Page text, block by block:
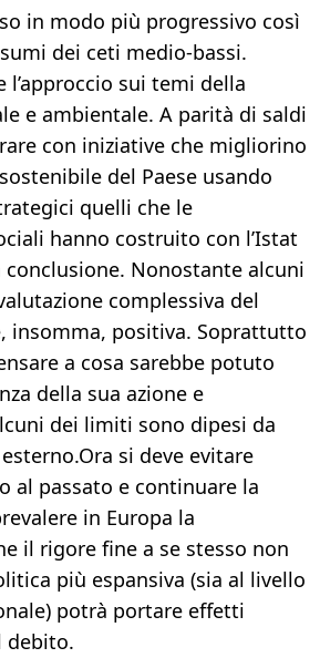
in modo più progressivo così
dei ceti medio-bassi.
l’approccio sui temi della
e ambientale. A parità di saldi
con iniziative che migliorino
del Paese usando
quelli che le
hanno costruito con l’Istat
Nonostante alcuni
complessiva del
insomma, positiva. Soprattutto
a cosa sarebbe potuto
della sua azione e
dei limiti sono dipesi da
si deve evitare
al passato e continuare la
in Europa la
il rigore fine a se stesso non
più espansiva (sia al livello
potrà portare effetti
debito.